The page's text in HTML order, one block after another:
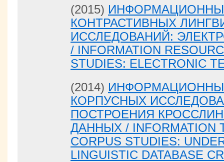
(2015)
КОНТРАСТИВНЫХ
ИССЛЕДОВАНИЙ:
/ INFORMATION
STUDIES: ELECTRONIC
(2014)
КОРПУСНЫХ
ПОСТРОЕНИЯ
ДАННЫХ / INFORMATION
CORPUS STUDIES:
LINGUISTIC DATABASE